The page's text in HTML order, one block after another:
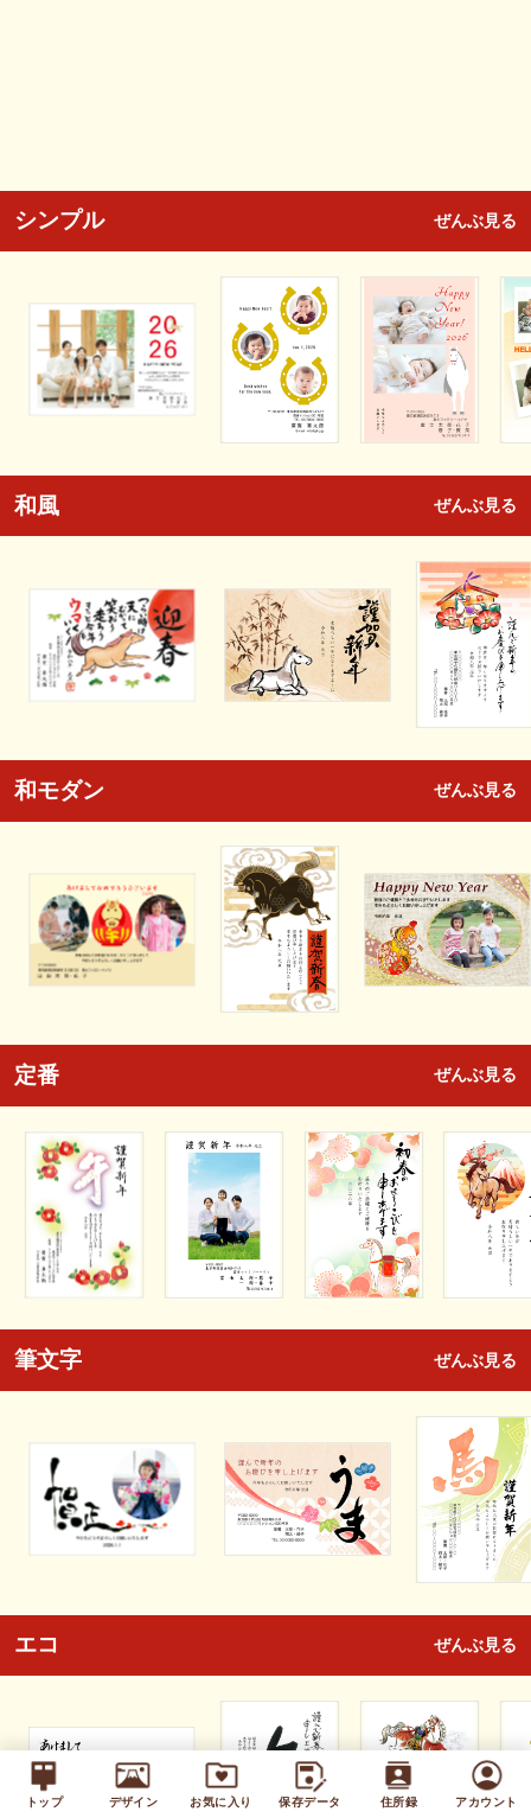
トップ デザイン お気に入り 保存データ 住所録 アカウント
シンプル ぜんぶ見る
和風 ぜんぶ見る
和モダン ぜんぶ見る
定番 ぜんぶ見る
筆文字 ぜんぶ見る
エコ ぜんぶ見る